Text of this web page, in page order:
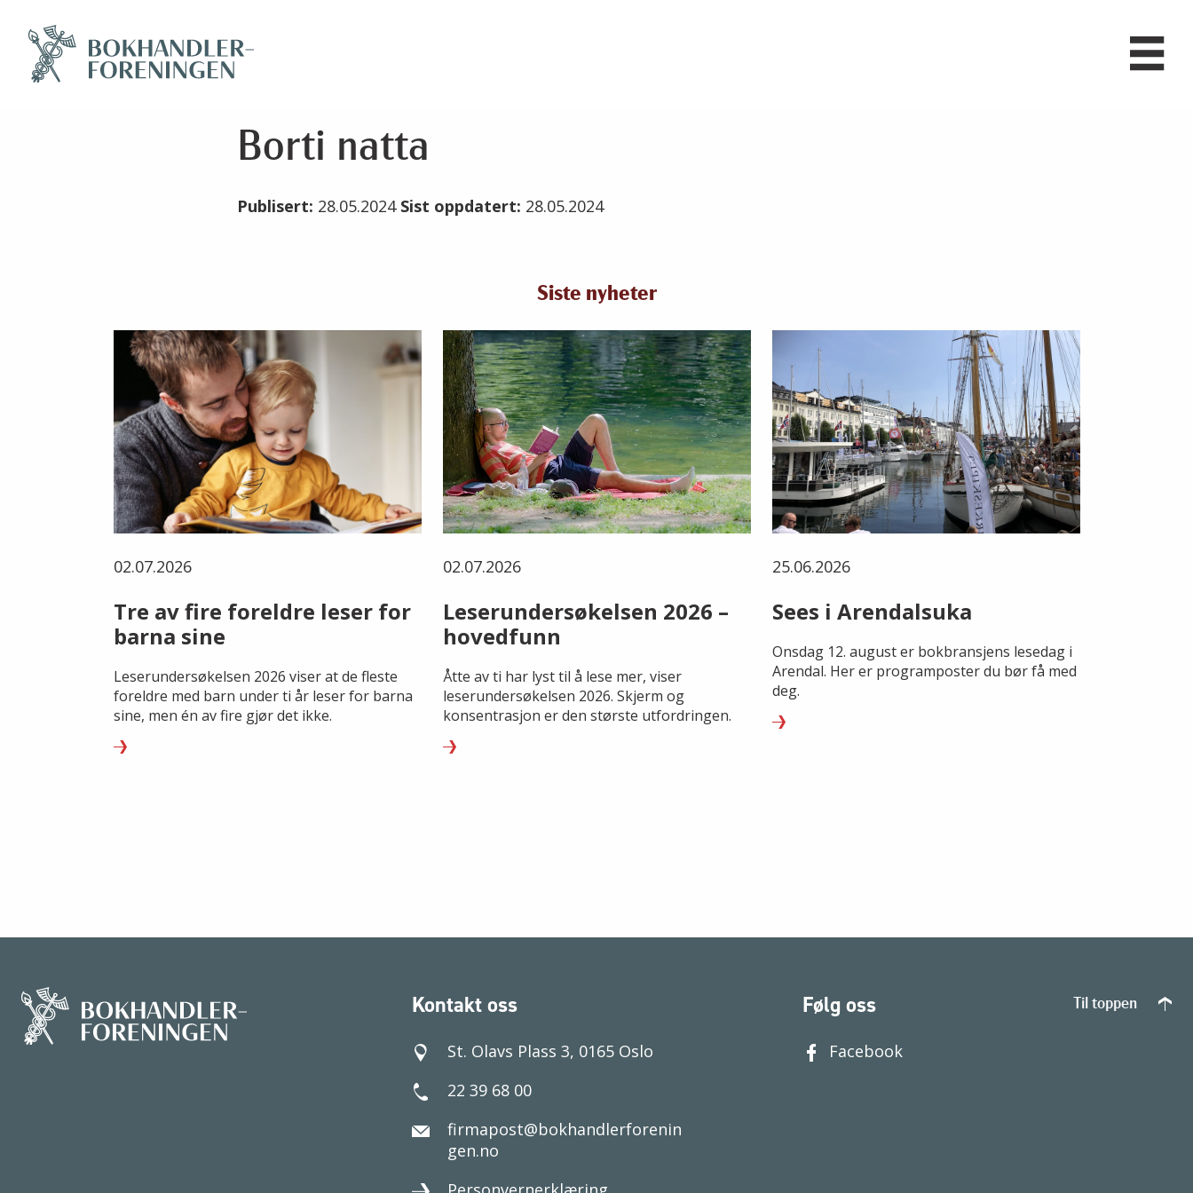
Borti natta
Publisert: 28.05.2024 Sist oppdatert: 28.05.2024
Siste nyheter
02.07.2026
Tre av fire foreldre leser for
barna sine
Leserundersøkelsen 2026 viser at de fleste
foreldre med barn under ti år leser for barna
sine, men én av fire gjør det ikke.
02.07.2026
Leserundersøkelsen 2026 –
hovedfunn
Åtte av ti har lyst til å lese mer, viser
leserundersøkelsen 2026. Skjerm og
konsentrasjon er den største utfordringen.
25.06.2026
Sees i Arendalsuka
Onsdag 12. august er bokbransjens lesedag i
Arendal. Her er programposter du bør få med
deg.
Kontakt oss
St. Olavs Plass 3, 0165 Oslo
22 39 68 00
firmapost@bokhandlerforenin
gen.no
Følg oss
Facebook
Til toppen